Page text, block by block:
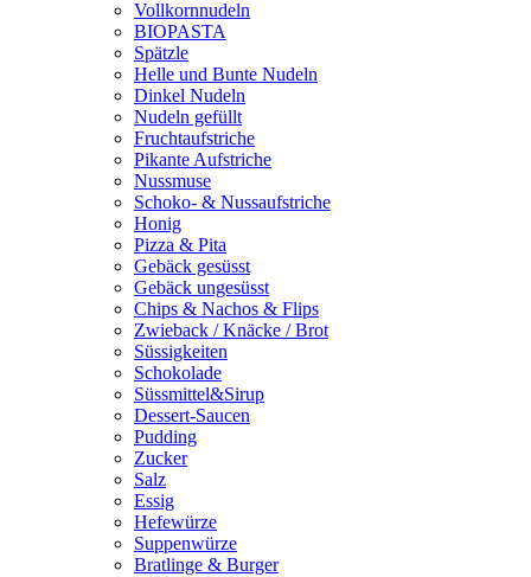
Vollkornnudeln
BIOPASTA
Spätzle
Helle und Bunte Nudeln
Dinkel Nudeln
Nudeln gefüllt
Fruchtaufstriche
Pikante Aufstriche
Nussmuse
Schoko- & Nussaufstriche
Honig
Pizza & Pita
Gebäck gesüsst
Gebäck ungesüsst
Chips & Nachos & Flips
Zwieback / Knäcke / Brot
Süssigkeiten
Schokolade
Süssmittel&Sirup
Dessert-Saucen
Pudding
Zucker
Salz
Essig
Hefewürze
Suppenwürze
Bratlinge & Burger